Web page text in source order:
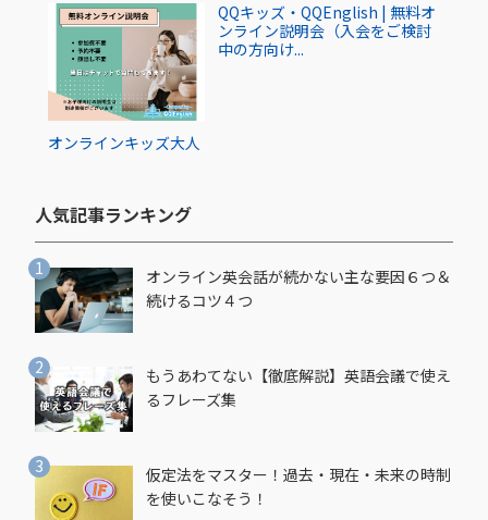
オンラインキッズ大人
QQキッズ・QQEnglish | 無料オ
ンライン説明会（入会をご検討
中の方向け...
人気記事ランキング​
オンライン英会話が続かない主な要因６つ＆
続けるコツ４つ
もうあわてない【徹底解説】英語会議で使え
るフレーズ集
仮定法をマスター！過去・現在・未来の時制
を使いこなそう！